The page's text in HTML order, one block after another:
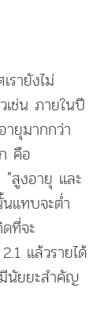
ายังไม่
ช่น ภายในปี
ยุมากกว่า
คือ
"สูงอายุ และ
นแทบจะต่ำ
ที่จะ
แล้วรายได้
นัยยะสำคัญ